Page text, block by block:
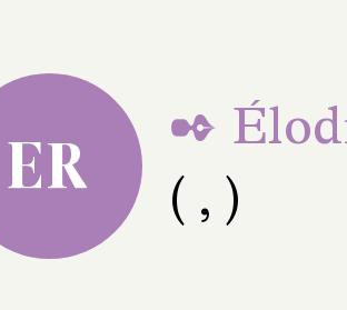
ER
✒
( , )